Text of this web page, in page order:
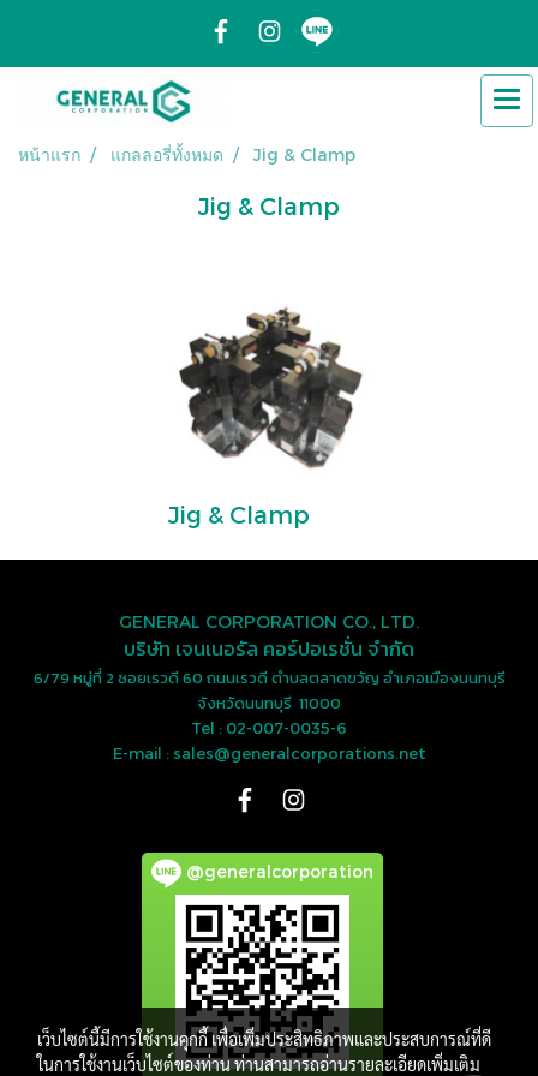
หน้าแรก แกลลอรี่ทั้งหมด Jig & Clamp
Jig & Clamp
Jig & Clamp
GENERAL CORPORATION CO., LTD.
บริษัท เจนเนอรัล คอร์ปอเรชั่น จำกัด
6/79 หมู่ที่ 2 ซอยเรวดี 60 ถนนเรวดี ตำบลตลาดขวัญ อำเภอเมืองนนทบุรี
จังหวัดนนทบุรี 11000
Tel : 02-007-0035-6
E-mail : sales@generalcorporations.net
@generalcorporation
เว็บไซต์นี้มีการใช้งานคุกกี้ เพื่อเพิ่มประสิทธิภาพและประสบการณ์ที่ดี
ในการใช้งานเว็บไซต์ของท่าน ท่านสามารถอ่านรายละเอียดเพิ่มเติม